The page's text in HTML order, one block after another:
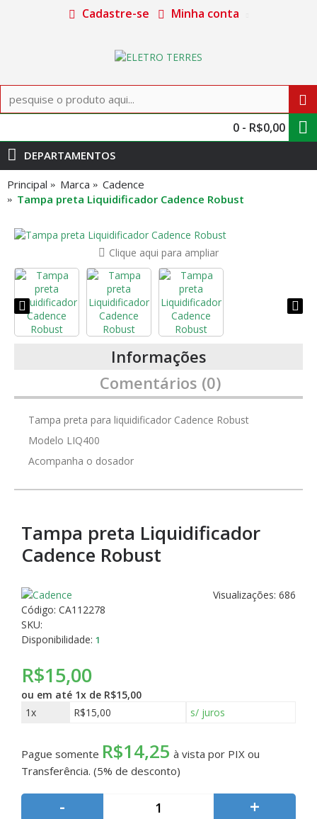
Cadastre-se Minha conta
0 - R$0,00
DEPARTAMENTOS
Principal Marca
Cadence
Tampa preta Liquidificador Cadence Robust
Clique aqui para ampliar
Informações
Comentários (0)
Tampa preta para liquidificador Cadence Robust
Modelo LIQ400
Acompanha o dosador
Tampa preta Liquidificador
Cadence Robust
Visualizações: 686
Código: CA112278
SKU:
Disponibilidade: 1
R$15,00
ou em até 1x de R$15,00
1x
R$15,00 s/ juros
Pague somente R$14,25 à vista por PIX ou
Transferência. (5% de desconto)
- +